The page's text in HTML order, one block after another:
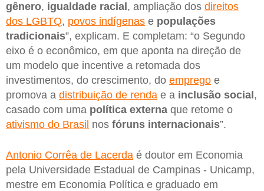
gênero, igualdade racial , ampliação dos direitos
dos LGBTQ, povos indígenas e populações
tradicionais”, explicam. E completam: “o Segundo
eixo é o econômico, em que aponta na direção de
um modelo que incentive a retomada dos
investimentos, do crescimento, do emprego e
promova a distribuição de renda e a inclusão social ,
casado com uma política externa que retome o
ativismo do Brasil nos fóruns internacionais”.
Antonio Corrêa de Lacerda é doutor em Economia
pela Universidade Estadual de Campinas - Unicamp,
mestre em Economia Política e graduado em